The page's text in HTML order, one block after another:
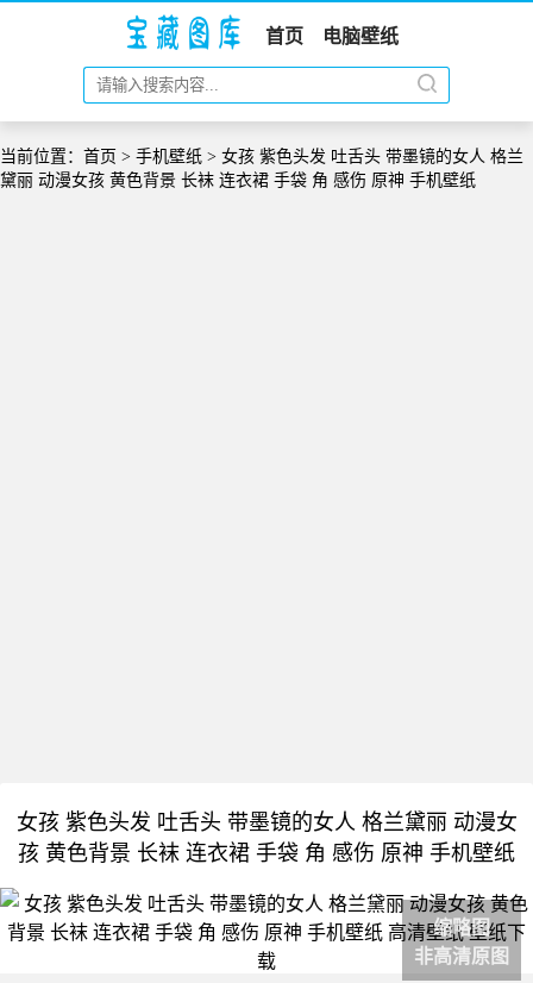
首页 电脑壁纸
当前位置： 首页 > 手机壁纸 > 女孩 紫色头发 吐舌头 带墨镜的女人 格兰
黛丽 动漫女孩 黄色背景 长袜 连衣裙 手袋 角 感伤 原神 手机壁纸
女孩 紫色头发 吐舌头 带墨镜的女人 格兰黛丽 动漫女
孩 黄色背景 长袜 连衣裙 手袋 角 感伤 原神 手机壁纸
缩略图
非高清原图